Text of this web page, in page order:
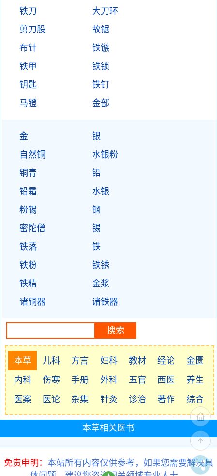
铁刀
大刀环
剪刀股
故锯
布针
铁镞
铁甲
铁锁
钥匙
铁钉
马镫
金部
金
银
自然铜
水银粉
铜青
铅
铅霜
水银
粉锡
钢
密陀僧
锡
铁落
铁
铁粉
铁锈
铁精
金浆
诸铜器
诸铁器
本草 儿科 方言 妇科 教材 经论
金匮
内科
伤寒 手册 外科 五官 西医
养生
医案
医论 杂集 针灸 诊治 著作 综合
本草相关医书
免责申明： 本站所有内容仅供参考，如果您需要解决具